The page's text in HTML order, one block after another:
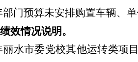
部门预算未安排购置车辆、
效情况说明。
丽水市委党校其他运转类项